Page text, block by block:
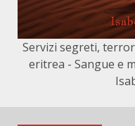
Servizi segreti,
eritrea - Sangue e